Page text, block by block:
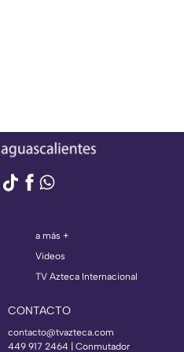
a más +
Videos
TV Azteca Internacional
CONTACTO
contacto@tvazteca.com
449 917 2464 | Conmutador